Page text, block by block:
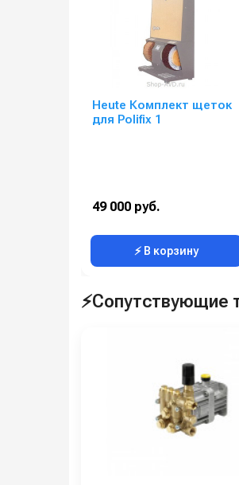
Heute Комплект щеток
для Polifix 1
49 000 руб.
⚡ В корзину
⚡Сопутствующие